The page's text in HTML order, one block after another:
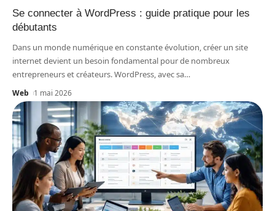
Se connecter à WordPress : guide pratique pour les
débutants
Dans un monde numérique en constante évolution, créer un site
internet devient un besoin fondamental pour de nombreux
entrepreneurs et créateurs. WordPress, avec sa…
Web 1 mai 2026